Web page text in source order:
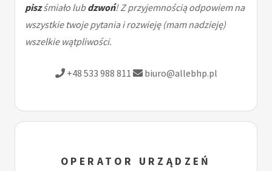
piszśmiało lubdzwoń! Z przyjemnością odpowiem na
wszystkie twoje pytania i rozwieję (mam nadzieję)
wszelkie wątpliwości.
+48 533 988 811 biuro@allebhp.pl
OPERATOR URZĄDZEŃ